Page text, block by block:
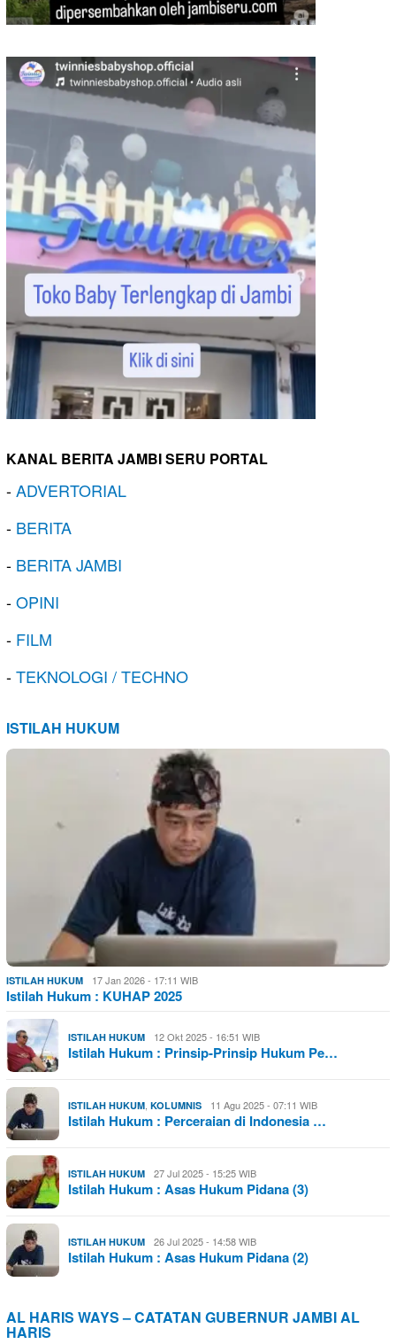
KANAL BERITA JAMBI SERU PORTAL
-ADVERTORIAL
- BERITA
- BERITA JAMBI
-OPINI
- FILM
-TEKNOLOGI / TECHNO
ISTILAH HUKUM
ISTILAH HUKUM 17 Jan 2026 - 17:11 WIB
Istilah Hukum : KUHAP 2025
ISTILAH HUKUM 12 Okt 2025 - 16:51 WIB
Istilah Hukum : Prinsip-Prinsip Hukum Pe…
ISTILAH HUKUM, KOLUMNIS 11 Agu 2025 - 07:11 WIB
Istilah Hukum : Perceraian di Indonesia …
ISTILAH HUKUM 27 Jul 2025 - 15:25 WIB
Istilah Hukum : Asas Hukum Pidana (3)
ISTILAH HUKUM 26 Jul 2025 - 14:58 WIB
Istilah Hukum : Asas Hukum Pidana (2)
AL HARIS WAYS – CATATAN GUBERNUR JAMBI AL
HARIS